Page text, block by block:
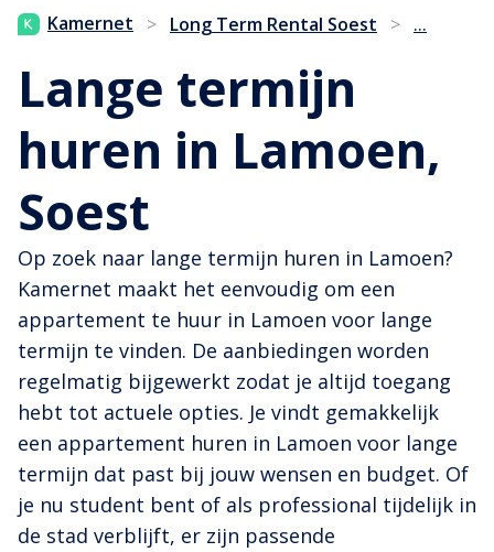
Kamernet > Long Term Rental Soest > ...
Lange termijn
huren in Lamoen,
Soest
Op zoek naar lange termijn huren in Lamoen?
Kamernet maakt het eenvoudig om een
appartement te huur in Lamoen voor lange
termijn te vinden. De aanbiedingen worden
regelmatig bijgewerkt zodat je altijd toegang
hebt tot actuele opties. Je vindt gemakkelijk
een appartement huren in Lamoen voor lange
termijn dat past bij jouw wensen en budget. Of
je nu student bent of als professional tijdelijk in
de stad verblijft, er zijn passende